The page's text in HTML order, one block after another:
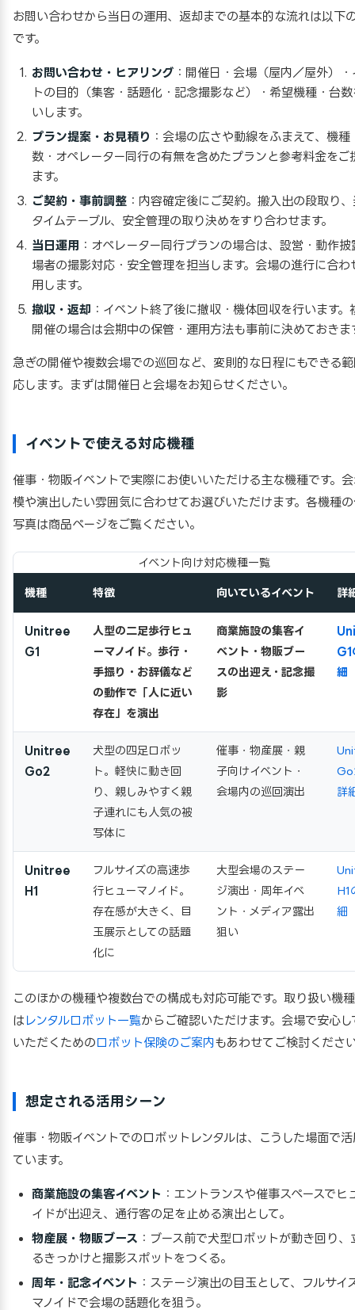
お問い合わせから当日の運用、返却までの基本的な流れは以下
です。
お問い合わせ・ヒアリング ：開催日・会場（屋内／屋外）・
トの目的（集客・話題化・記念撮影など）・希望機種・台
いします。
プラン提案・お見積り ：会場の広さや動線をふまえて、機種
数・オペレーター同行の有無を含めたプランと参考料金をご
ます。
ご契約・事前調整 ：内容確定後にご契約。搬入出の段取り
タイムテーブル、安全管理の取り決めをすり合わせます。
当日運用 ：オペレーター同行プランの場合は、設営・動作披
場者の撮影対応・安全管理を担当します。会場の進行に合わ
用します。
撤収・返却 ：イベント終了後に撤収・機体回収を行います。
開催の場合は会期中の保管・運用方法も事前に決めておきま
急ぎの開催や複数会場での巡回など、変則的な日程にもできる
応します。まずは開催日と会場をお知らせください。
イベントで使える対応機種
催事・物販イベントで実際にお使いいただける主な機種です。
模や演出したい雰囲気に合わせてお選びいただけます。各機種
写真は商品ページをご覧ください。
イベント向け対応機種一覧
機種 特徴 向いているイベント 詳
Unitree
G1
人型の二足歩行ヒュ
ーマノイド。歩行・
手振り・お辞儀など
の動作で「人に近い
存在」を演出
商業施設の集客イ
ベント・物販ブー
スの出迎え・記念撮
影
G1
細
Unitree
Go2
犬型の四足ロボッ
ト。軽快に動き回
り、親しみやすく親
子連れにも人気の被
写体に
催事・物産展・親
子向けイベント・
会場内の巡回演出
詳
Unitree
H1
フルサイズの高速歩
行ヒューマノイド。
存在感が大きく、目
玉展示としての話題
化に
大型会場のステー
ジ演出・周年イベ
ント・メディア露出
狙い
H1
細
このほかの機種や複数台での構成も対応可能です。取り扱い機
は レンタルロボット一覧からご確認いただけます。会場で安心し
いただくためのロボット保険のご案内もあわせてご検討くださ
想定される活用シーン
催事・物販イベントでのロボットレンタルは、こうした場面で
ています。
商業施設の集客イベント ：エントランスや催事スペースでヒ
イドが出迎え、通行客の足を止める演出として。
物産展・物販ブース ：ブース前で犬型ロボットが動き回り、
るきっかけと撮影スポットをつくる。
周年・記念イベント ：ステージ演出の目玉として、フルサイ
マノイドで会場の話題化を狙う。